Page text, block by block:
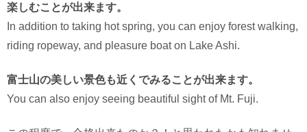
楽しむことが出来ます。
In addition to taking hot spring, you can enjoy forest walking,
riding ropeway, and pleasure boat on Lake Ashi.
富士山の美しい景色も近くでみることが出来ます。
You can also enjoy seeing beautiful sight of Mt. Fuji.